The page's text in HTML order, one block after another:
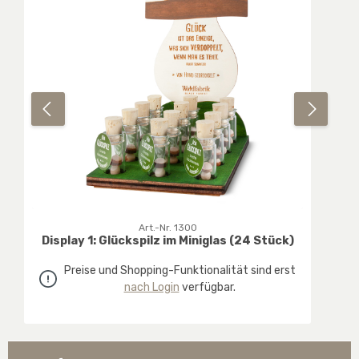
Art.-Nr. 1300
Display 1: Glückspilz im Miniglas (24 Stück)
Preise und Shopping-Funktionalität sind erst
nach Login verfügbar.